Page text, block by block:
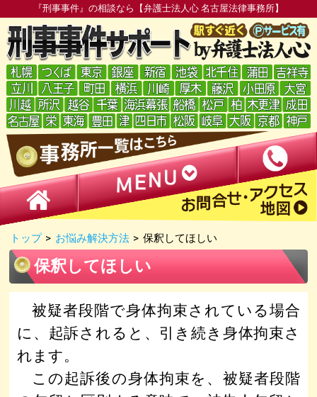
『刑事事件』の相談なら【弁護士法人心 名古屋法律事務所】
トップ > お悩み解決方法 > 保釈してほしい
保釈してほしい
被疑者段階で身体拘束されている場合
に、起訴されると、引き続き身体拘束さ
れます。
この起訴後の身体拘束を、被疑者段階